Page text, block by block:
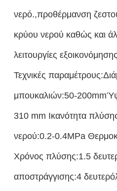
νερό.,προθέρμανση
κρύου νερού καθώς και
λειτουργίες
Τεχνικές
μπουκαλιών:50-
310 mm Ικανότητα
νερού:0.2-0.4MPa
Χρόνος πλύσης:1.5
αποστράγγισης:4